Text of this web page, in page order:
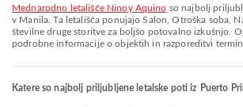
Mednarodno letališče Ninoy Aquino so najbolj
v Manila. Ta letališča ponujajo Salon, Otroška soba,
številne druge storitve za boljšo potovalno izkušnjo.
podrobne informacije o objektih in razporeditvi
Katere so najbolj priljubljene letalske poti iz Puerto